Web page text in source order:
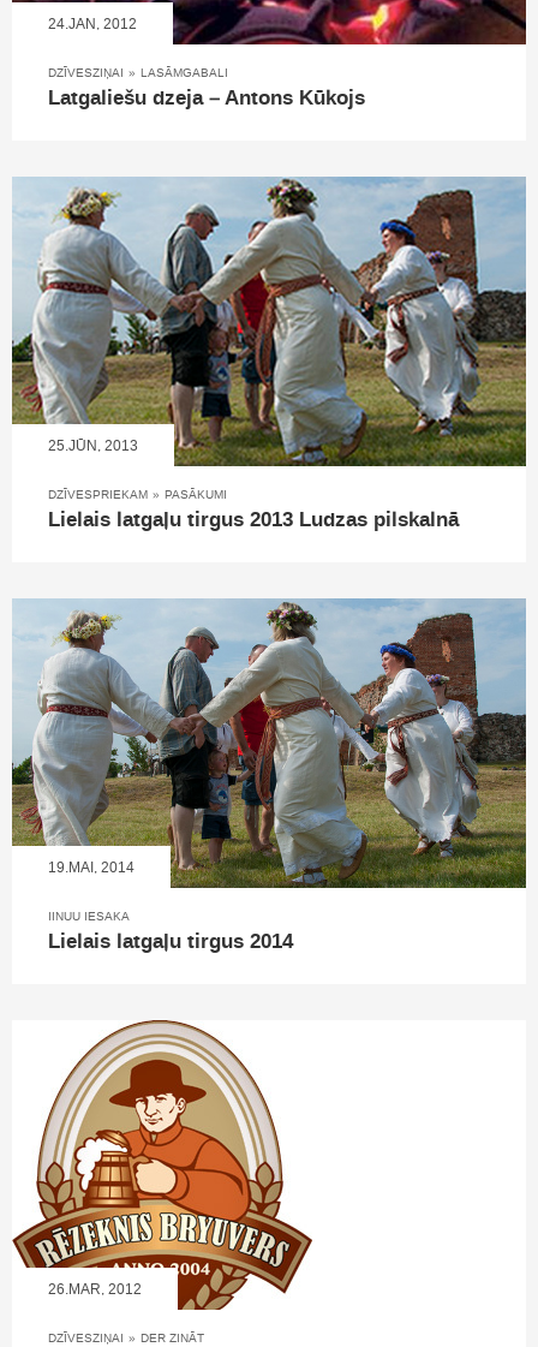
24.JAN, 2012
DZĪVESZIŅAI » LASĀMGABALI
Latgaliešu dzeja – Antons Kūkojs
25.JŪN, 2013
DZĪVESPRIEKAM » PASĀKUMI
Lielais latgaļu tirgus 2013 Ludzas pilskalnā
19.MAI, 2014
IINUU IESAKA
Lielais latgaļu tirgus 2014
26.MAR, 2012
DZĪVESZIŅAI » DER ZINĀT